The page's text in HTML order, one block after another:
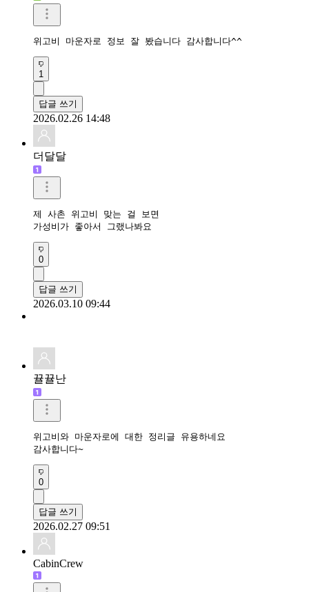
위고비 마운자로 정보 잘 봤습니다 감사합니다^^
1
답글 쓰기
2026.02.26 14:48
더달달
제 사촌 위고비 맞는 걸 보면
가성비가 좋아서 그랬나봐요
0
답글 쓰기
2026.03.10 09:44
뀰뀰난
위고비와 마운자로에 대한 정리글 유용하네요
감사합니다~
0
답글 쓰기
2026.02.27 09:51
CabinCrew